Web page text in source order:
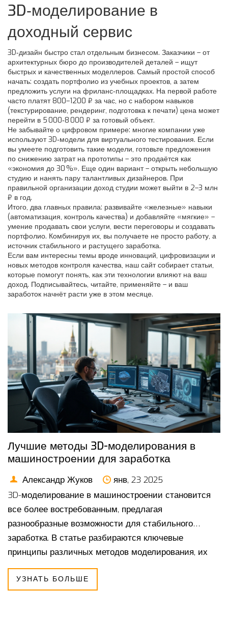
3D‑моделирование в
доходный сервис
3D‑дизайн быстро стал отдельным бизнесом. Заказчики – от
архитектурных бюро до производителей деталей – ищут
быстрых и качественных моделлеров. Самый простой способ
начать: создать портфолио из учебных проектов, а затем
предложить услуги на фриланс‑площадках. На первой работе
часто платят 800–1200 ₽ за час, но с набором навыков
(текстурирование, рендеринг, подготовка к печати) цена может
перейти в 5 000‑8 000 ₽ за готовый объект.
Не забывайте о цифровом примере: многие компании уже
используют 3D‑модели для виртуального тестирования. Если
вы умеете подготовить такие модели, готовьте предложения
по снижению затрат на прототипы – это продаётся как
«экономия до 30 %». Еще один вариант – открыть небольшую
студию и нанять пару талантливых дизайнеров. При
правильной организации доход студии может выйти в 2–3 млн
₽ в год.
Итого, два главных правила: развивайте «железные» навыки
(автоматизация, контроль качества) и добавляйте «мягкие» –
умение продавать свои услуги, вести переговоры и создавать
портфолио. Комбинируя их, вы получаете не просто работу, а
источник стабильного и растущего заработка.
Если вам интересны темы вроде инноваций, цифровизации и
новых методов контроля качества, наш сайт собирает статьи,
которые помогут понять, как эти технологии влияют на ваш
доход. Подписывайтесь, читайте, применяйте – и ваш
заработок начнёт расти уже в этом месяце.
Лучшие методы 3D-моделирования в
машиностроении для заработка
Александр Жуков
янв, 23 2025
3D-моделирование в машиностроении становится
все более востребованным, предлагая
разнообразные возможности для стабильного
заработка. В статье разбираются ключевые
принципы различных методов моделирования, их
преимущества и сферы применения. Будет
интересно узнать, какие технологии позволяют
УЗНАТЬ БОЛЬШЕ